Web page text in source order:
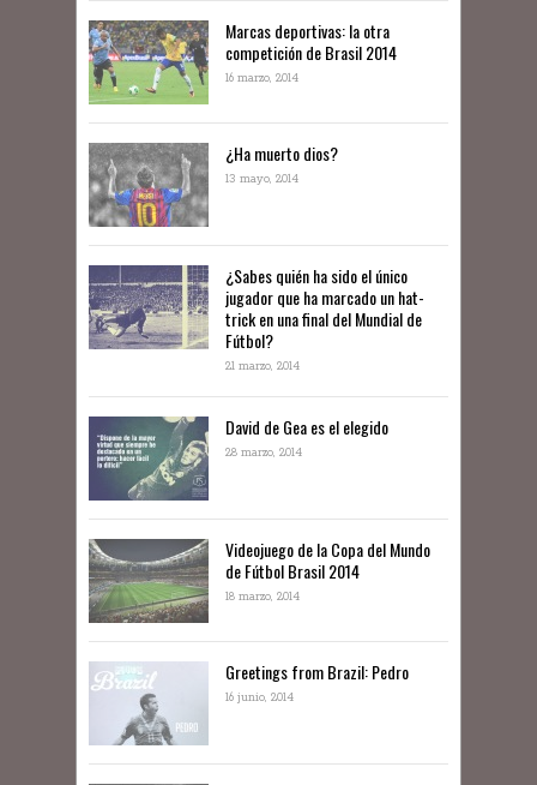
Marcas deportivas: la otra
competición de Brasil 2014
16 marzo, 2014
¿Ha muerto dios?
13 mayo, 2014
¿Sabes quién ha sido el único
jugador que ha marcado un hat-
trick en una final del Mundial de
Fútbol?
21 marzo, 2014
David de Gea es el elegido
28 marzo, 2014
Videojuego de la Copa del Mundo
de Fútbol Brasil 2014
18 marzo, 2014
Greetings from Brazil: Pedro
16 junio, 2014